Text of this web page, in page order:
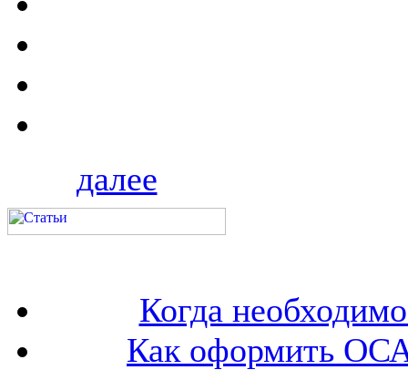
далее
Когда
Как оформить